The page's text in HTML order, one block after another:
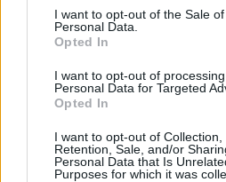
consent section.
I want to opt-out of the Sale
Personal Data.
Opted In
I want to opt-out of
Personal Data for Targeted
Opted In
I want to opt-out of Collection,
Retention, Sale, and/or
Personal Data that Is
Purposes for which it was
24.05.2016
News
H κόρη της Marie
Ρώμης, μαζί με τον
23.05.2016
News